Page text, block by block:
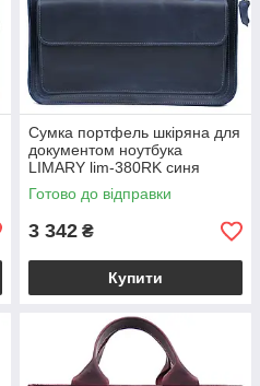
Сумка портфель шкіряна для
документом ноутбука
LIMARY lim-380RK синя
Готово до відправки
3 342 ₴
Купити